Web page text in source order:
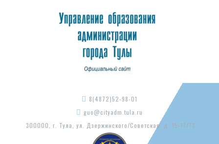
8(4872)52-98-01
guo@cityadm.tula.ru
300000, г. Тула, ул. Дзержинского/Советская, д. 15-17/73